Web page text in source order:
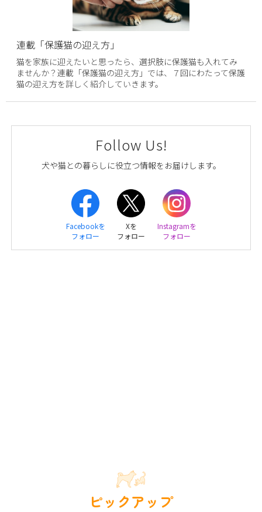
連載「保護猫の迎え方」
猫を家族に迎えたいと思ったら、選択肢に保護猫も入れてみ
ませんか？連載「保護猫の迎え方」では、７回にわたって保護
猫の迎え方を詳しく紹介していきます。
Follow Us!
犬や猫との暮らしに役立つ情報をお届けします。
Facebookを
フォロー
Xを
フォロー
Instagramを
フォロー
ピックアップ